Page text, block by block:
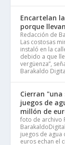
Encartelan
porque
Redacción de
Las costosas
instaló en la
debido a que
vergüenza”,
Barakaldo
Cierran
juegos de
millón de
foto de archivo
juegos de
euros echan el